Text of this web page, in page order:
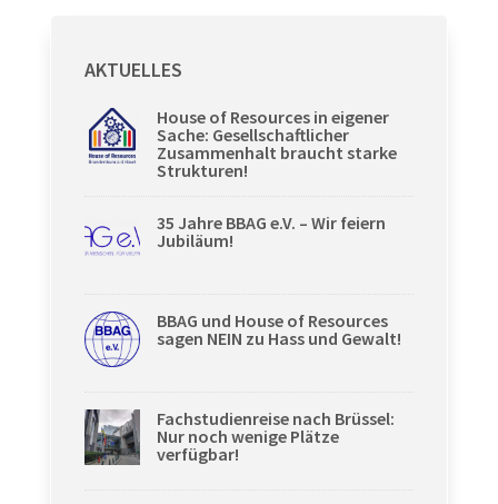
AKTUELLES
House of Resources in eigener
Sache: Gesellschaftlicher
Zusammenhalt braucht starke
Strukturen!
35 Jahre BBAG e.V. – Wir feiern
Jubiläum!
BBAG und House of Resources
sagen NEIN zu Hass und Gewalt!
Fachstudienreise nach Brüssel:
Nur noch wenige Plätze
verfügbar!